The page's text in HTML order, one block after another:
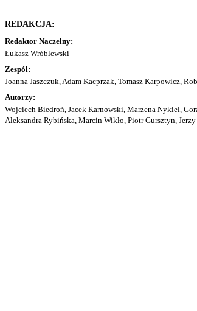
REDAKCJA:
Redaktor Naczelny:
Łukasz Wróblewski
Zespół:
Joanna Jaszczuk, Adam Kacprzak, Tomasz Karpowicz,
Autorzy:
Wojciech Biedroń, Jacek Karnowski, Marzena Nykiel,
Aleksandra Rybińska, Marcin Wikło, Piotr Gursztyn, Jerzy